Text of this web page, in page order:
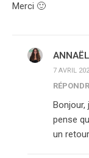
Merci 🙂
7 AVRIL
Bonjour,
pense
un